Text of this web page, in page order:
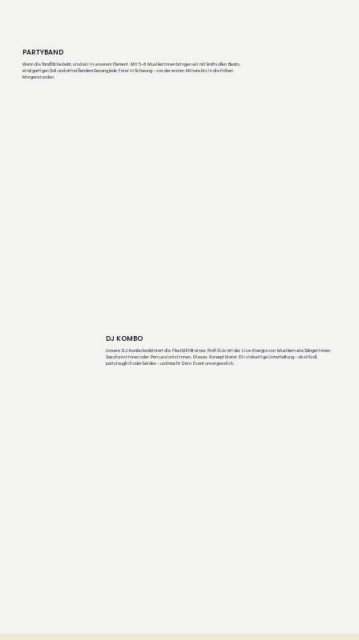
PARTYBAND
Wenn die Tanzfläche bebt, sind wir in unserem Element. Mit 5–8 Musiker:innen bringen wir mit kraftvollen Beats,
einzigartigen Soli und mitreißendem Gesang jede Feier in Schwung – von der ersten Minute bis in die frühen
Morgenstunden.
DJ KOMBO
Unsere DJ-Kombo kombiniert die Flexibilität eines Profi-DJs mit der Live-Energie von Musikern wie Sänger:innen,
Saxofonist:innen oder Percussionist:innen. Dieses Konzept bietet Dir vielseitige Unterhaltung – ob stilvoll,
partytauglich oder beides – und macht Dein Event unvergesslich.